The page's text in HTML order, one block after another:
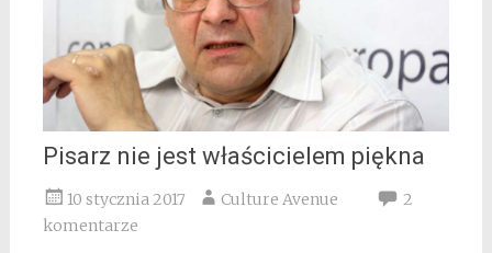
Pisarz nie jest właścicielem piękna
10 stycznia 2017 Culture Avenue
2
komentarze